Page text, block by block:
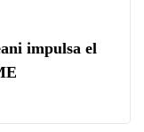
impulsa el